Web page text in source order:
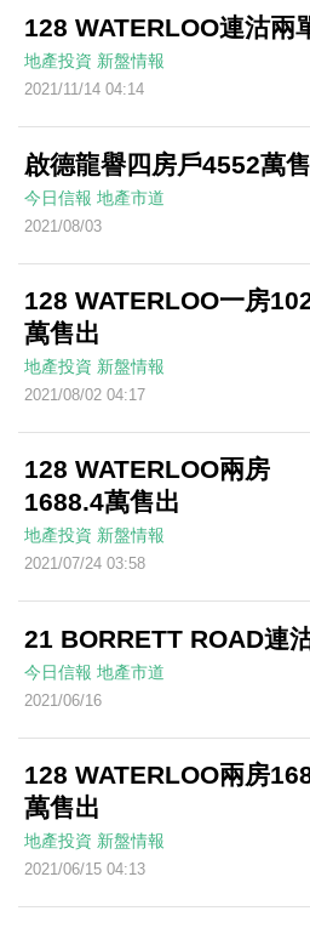
128 WATERLOO連沽兩
地產投資 新盤情報
2021/11/14 04:14
啟德龍譽四房戶4552萬
今日信報 地產市道
2021/08/03
128 WATERLOO一房
萬售出
地產投資 新盤情報
2021/08/02 04:17
128 WATERLOO兩房
1688.4萬售出
地產投資 新盤情報
2021/07/24 03:58
21 BORRETT ROAD連
今日信報 地產市道
2021/06/16
128 WATERLOO兩房
萬售出
地產投資 新盤情報
2021/06/15 04:13